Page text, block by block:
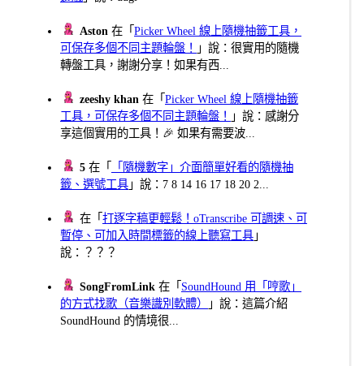
Aston 在「Picker Wheel 線上隨機抽籤工具，
可保存多個不同主題輪盤！
」說：很實用的隨機
轉盤工具，謝謝分享！如果有西...
zeeshy khan 在「Picker Wheel 線上隨機抽籤
工具，可保存多個不同主題輪盤！
」說：感謝分
享這個實用的工具！🎉 如果有需要波...
5 在「
「隨機數字」介面簡單好看的隨機抽
籤、選號工具 」說：7 8 14 16 17 18 20 2...
在「打逐字稿更輕鬆！oTranscribe 可調速、可
暫停、可加入時間標籤的線上聽寫工具 」
說：？？？
SongFromLink 在「 SoundHound 用「哼歌」
的方式找歌（音樂識別軟體）
」說：這篇介紹
SoundHound 的情境很...